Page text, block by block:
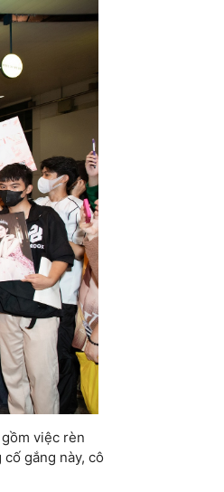
việc rèn
gắng này, cô